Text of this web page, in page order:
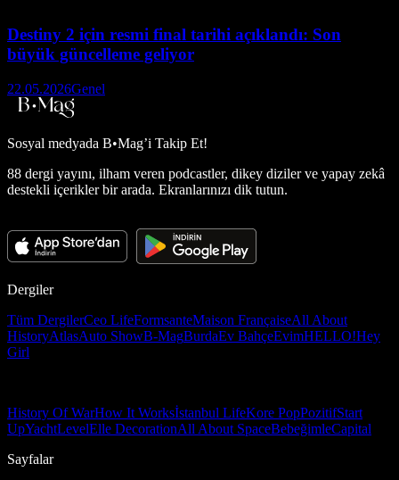
Destiny 2 için resmi final tarihi açıklandı: Son
büyük güncelleme geliyor
22.05.2026Genel
Sosyal medyada B•Mag’i Takip Et!
88 dergi yayını, ilham veren podcastler, dikey diziler ve yapay zekâ
destekli içerikler bir arada. Ekranlarınızı dik tutun.
Dergiler
Tüm DergilerCeo LifeFormsanteMaison FrançaiseAll About
HistoryAtlasAuto ShowB-MagBurdaEv BahçeEvimHELLO!Hey
Girl
History Of WarHow It Worksİstanbul LifeKore PopPozitifStart
UpYachtLevelElle DecorationAll About SpaceBebeğimleCapital
Sayfalar